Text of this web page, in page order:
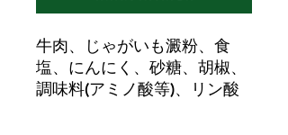
牛肉、じゃがいも澱粉、食
塩、にんにく、砂糖、胡椒、
調味料(アミノ酸等)、リン酸